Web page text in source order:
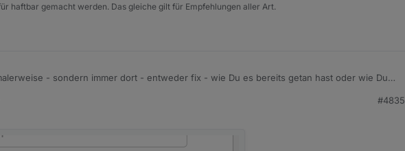
haftbar gemacht werden. Das gleiche gilt für Empfehlungen aller Art.
- sondern immer dort - entweder fix - wie Du es bereits getan hast oder wie Du
einträgt. Was musst Du also in diesem Feld eintragen, damit die richtige
wird, in der eine Farbe steht?
#4835